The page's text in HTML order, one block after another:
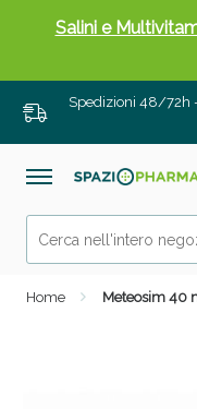
Spedizioni 48/72h
Home Meteosim 40
Salini e